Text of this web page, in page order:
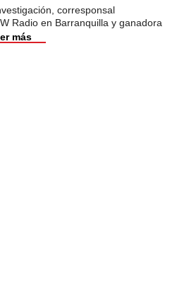
corresponsal
Radio en Barranquilla y ganadora
más